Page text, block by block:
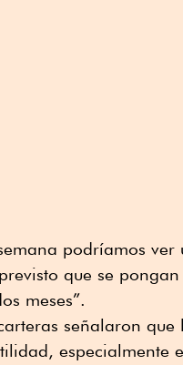
podríamos
que se
meses”.
señalaron
especialmente